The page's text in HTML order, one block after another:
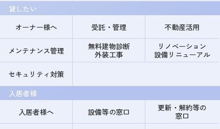
貸したい
オーナー様へ
受託・管理 不動産活用
メンテナンス管理
無料建物診断
外装工事
リノベーション
設備リニューアル
セキュリティ対策
入居者様
入居者様へ
設備等の窓口
更新・解約等の
窓口